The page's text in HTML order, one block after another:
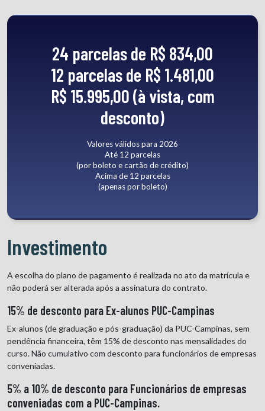
24 parcelas de R$ 834,00
12 parcelas de R$ 1.481,00
R$ 15.995,00 (à vista, com
desconto)
Valores válidos para 2026
Até 12 parcelas
(por boleto e cartão de crédito)
Acima de 12 parcelas
(apenas por boleto)
Investimento
A escolha do plano de pagamento é realizada no ato da matrícula e
não poderá ser alterada após a assinatura do contrato.
15% de desconto para Ex-alunos PUC-Campinas
Ex-alunos (de graduação e pós-graduação) da PUC-Campinas, sem
pendência financeira, têm 15% de desconto nas mensalidades do
curso. Não cumulativo com desconto para funcionários de empresas
conveniadas.
5% a 10% de desconto para Funcionários de empresas
conveniadas com a PUC-Campinas.